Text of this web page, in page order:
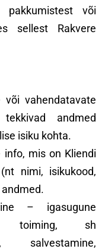
pakkumistest või
sellest Rakvere
vahendatavate
andmed
isiku kohta.
mis on Kliendi
nimi, isikukood,
– igasugune
toiming, sh
salvestamine,